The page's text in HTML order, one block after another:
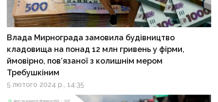
Влада Мирнограда замовила будівництво
кладовища на понад 12 млн гривень у фірми,
ймовірно, пов’язаної з колишнім мером
Требушкіним
5 лютого 2024 р., 14:35